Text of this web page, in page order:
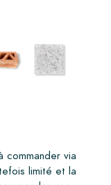
commander via
limité et la